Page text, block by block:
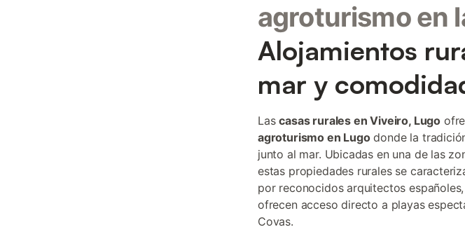
agroturismo en
Alojamientos
mar y
Lascasas rurales en Viveiro, Lugo
agroturismo en Lugodonde la
junto al mar. Ubicadas en una de las
estas propiedades rurales se
por reconocidos arquitectos
ofrecen acceso directo a playas
Covas.